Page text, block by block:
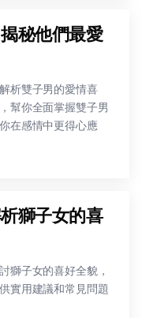
秘他們最愛
析雙子男的愛情喜
幫你全面掌握雙子男
在感情中更得心應
獅子女的喜
獅子女的喜好全貌，
實用建議和常見問題